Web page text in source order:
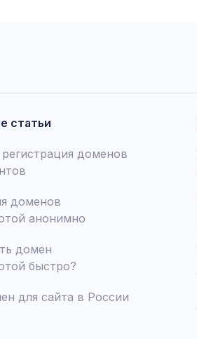
статьи
доменов
доменов
анонимно
домен
быстро?
для сайта в России